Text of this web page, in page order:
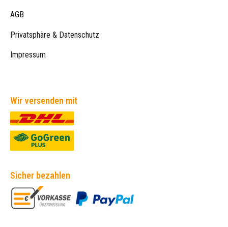
AGB
Privatsphäre & Datenschutz
Impressum
Wir versenden mit
Sicher bezahlen